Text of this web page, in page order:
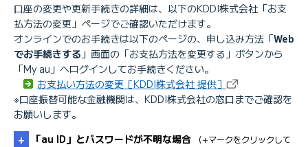
口座の変更や更新手続きの詳細は、以下のKDDI株式会社「お支
払方法の変更」ページでご確認いただけます。
オンラインでのお手続きは以下のページの、申し込み方法「Web
でお手続きする 」画面の「お支払方法を変更する」ボタンから
「My au」へログインしてお手続きください。
お支払い方法の変更［KDDI株式会社 提供］
※口座振替可能な金融機関は、KDDI株式会社の窓口までご確認を
お願いします。
「au ID」とパスワードが不明な場合
（+マークをクリックして